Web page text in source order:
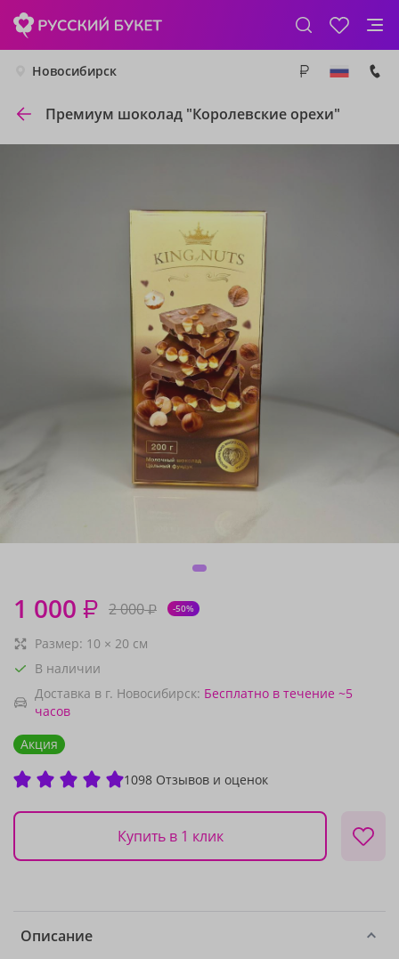
Новосибирск
Премиум шоколад "Королевские орехи"
1 000 ₽ 2 000₽ -50%
Размер: 10 × 20 см
В наличии
Доставка в г. Новосибирск: Бесплатно в течение ~5
часов
Акция
1098 Отзывов и оценок
Купить в 1 клик
Описание